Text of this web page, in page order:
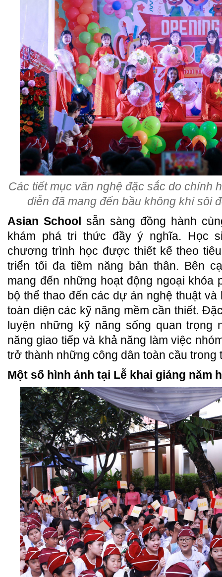
Các tiết mục văn nghệ đặc sắc do chính
diễn đã mang đến bầu không khí sôi
Asian School sẵn sàng đồng hành
khám phá tri thức đầy ý nghĩa. Học
chương trình học được thiết kế theo
triển tối đa tiềm năng bản thân. Bên
mang đến những hoạt động ngoại khóa
bộ thể thao đến các dự án nghệ thuật và
toàn diện các kỹ năng mềm cần thiết.
luyện những kỹ năng sống quan trọng
năng giao tiếp và khả năng làm việc
trở thành những công dân toàn cầu trong
Một số hình ảnh tại Lễ khai giảng năm